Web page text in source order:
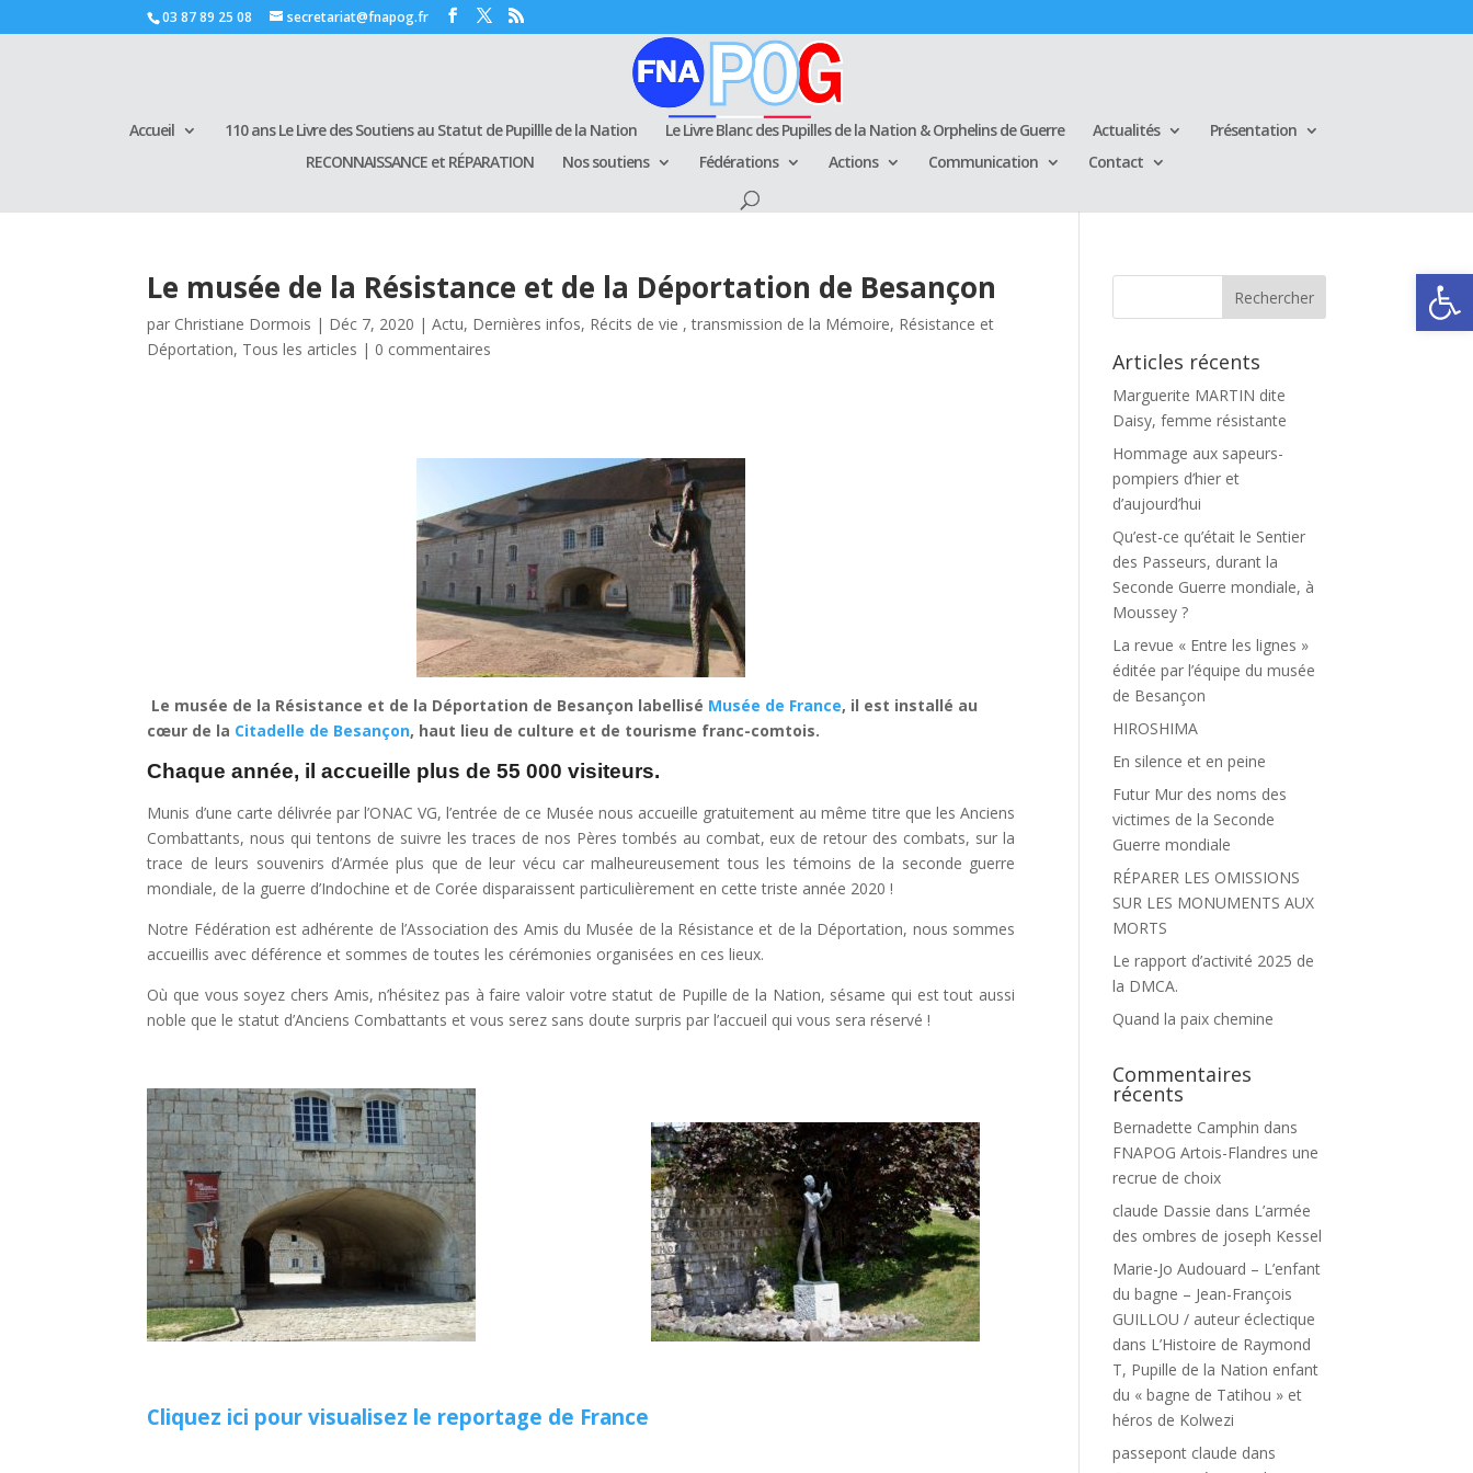
Ouvrir
03 87 89 25 08 secretariat@fnapog.fr
Accueil 110 ans Le Livre des Soutiens au Statut de Pupillle de la Nation Le Livre Blanc des Pupilles de la Nation & Orphelins de Guerre Actualités
Présentation
RECONNAISSANCE et RÉPARATION
Nos soutiens Fédérations Actions Communication Contact
Le musée de la Résistance et de la Déportation de Besançon
par Christiane Dormois | Déc 7, 2020 |Actu, Dernières infos, Récits de vie , transmission de la Mémoire, Résistance et
Déportation, Tous les articles | 0 commentaires
Le musée de la Résistance et de la Déportation de Besançon labellisé Musée de France, il est installé au
cœur de la Citadelle de Besançon, haut lieu de culture et de tourisme franc-comtois.
Chaque année, il accueille plus de 55 000 visiteurs.
Munis d’une carte délivrée par l’ONAC VG, l’entrée de ce Musée nous accueille gratuitement au même titre que les Anciens
Combattants, nous qui tentons de suivre les traces de nos Pères tombés au combat, eux de retour des combats, sur la
trace de leurs souvenirs d’Armée plus que de leur vécu car malheureusement tous les témoins de la seconde guerre
mondiale, de la guerre d’Indochine et de Corée disparaissent particulièrement en cette triste année 2020 !
Notre Fédération est adhérente de l’Association des Amis du Musée de la Résistance et de la Déportation, nous sommes
accueillis avec déférence et sommes de toutes les cérémonies organisées en ces lieux.
Où que vous soyez chers Amis, n’hésitez pas à faire valoir votre statut de Pupille de la Nation, sésame qui est tout aussi
noble que le statut d’Anciens Combattants et vous serez sans doute surpris par l’accueil qui vous sera réservé !
Cliquez ici pour visualisez le reportage de France
Articles récents
Marguerite MARTIN dite
Daisy, femme résistante
Hommage aux sapeurs-
pompiers d’hier et
d’aujourd’hui
Qu’est-ce qu’était le Sentier
des Passeurs, durant la
Seconde Guerre mondiale, à
Moussey ?
La revue « Entre les lignes »
éditée par l’équipe du musée
de Besançon
HIROSHIMA
En silence et en peine
Futur Mur des noms des
victimes de la Seconde
Guerre mondiale
RÉPARER LES OMISSIONS
SUR LES MONUMENTS AUX
MORTS
Le rapport d’activité 2025 de
la DMCA.
Quand la paix chemine
Commentaires
récents
Bernadette Camphin dans
FNAPOG Artois-Flandres une
recrue de choix
claude Dassie dans L’armée
des ombres de joseph Kessel
Marie-Jo Audouard – L’enfant
du bagne – Jean-François
GUILLOU / auteur éclectique
dans L’Histoire de Raymond
T, Pupille de la Nation enfant
du « bagne de Tatihou » et
héros de Kolwezi
passepont claude dans